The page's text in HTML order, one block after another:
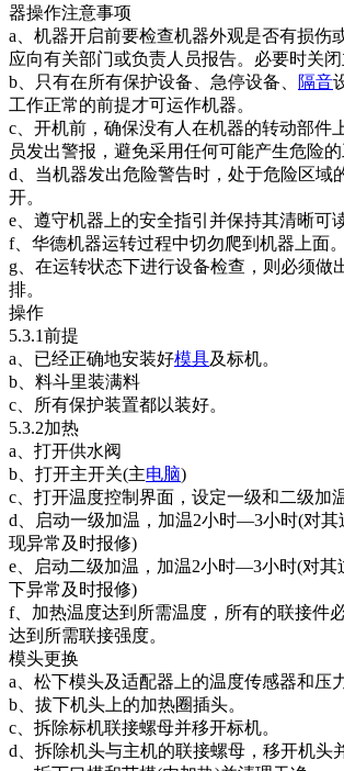
器操作注意事项
a、机器开启前要检查机器外观是否有损伤
应向有关部门或负责人员报告。必要时关闭
b、只有在所有保护设备、急停设备、
隔音
工作正常的前提才可运作机器。
c、开机前，确保没有人在机器的转动部件
员发出警报，避免采用任何可能产生危险的
d、当机器发出危险警告时，处于危险区域
开。
e、遵守机器上的安全指引并保持其清晰可读
f、华德机器运转过程中切勿爬到机器上面。
g、在运转状态下进行设备检查，则必须做
排。
操作
5.3.1前提
a、已经正确地安装好模具及标机。
b、料斗里装满料
c、所有保护装置都以装好。
5.3.2加热
a、打开供水阀
b、打开主开关(主电脑)
c、打开温度控制界面，设定一级和二级加
d、启动一级加温，加温2小时—3小时(对其
现异常及时报修)
e、启动二级加温，加温2小时—3小时(对其
下异常及时报修)
f、加热温度达到所需温度，所有的联接件
达到所需联接强度。
模头更换
a、松下模头及适配器上的温度传感器和压
b、拔下机头上的加热圈插头。
c、拆除标机联接螺母并移开标机。
d、拆除机头与主机的联接螺母，移开机头